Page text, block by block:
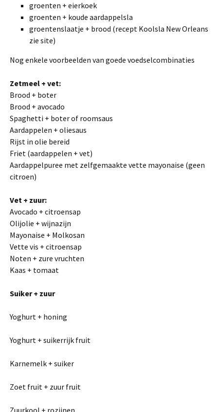
groenten + eierkoek
groenten + koude aardappelsla
groentenslaatje + brood (recept Koolsla New Orleans
zie site)
Nog enkele voorbeelden van goede voedselcombinaties
Zetmeel + vet:
Brood + boter
Brood + avocado
Spaghetti + boter of roomsaus
Aardappelen + oliesaus
Rijst in olie bereid
Friet (aardappelen + vet)
Aardappelpuree met zelfgemaakte vette mayonaise (geen
citroen)
Vet + zuur:
Avocado + citroensap
Olijolie + wijnazijn
Mayonaise + Molkosan
Vette vis + citroensap
Noten + zure vruchten
Kaas + tomaat
Suiker + zuur
Yoghurt + honing
Yoghurt + suikerrijk fruit
Karnemelk + suiker
Zoet fruit + zuur fruit
Zuurkool + rozijnen